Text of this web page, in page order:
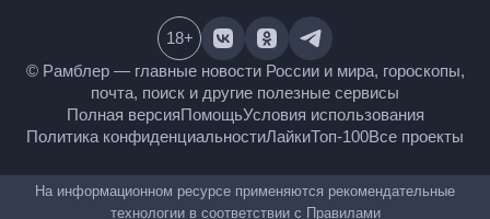
© Рамблер — главные новости России и мира,
гороскопы, почта, поиск и другие полезные сервисы
Полная версияПомощьУсловия использования
Политика конфиденциальностиЛайкиТоп-100
18+
На информационном ресурсе применяются